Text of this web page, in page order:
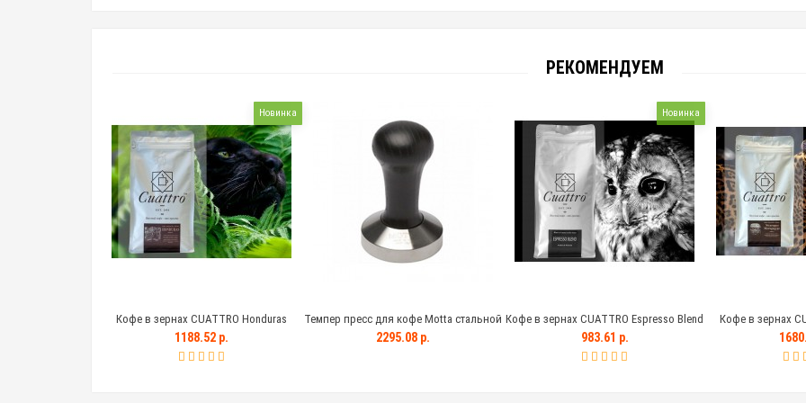
РЕКОМЕНДУЕМ
Новинка
Кофе в зернах CUATTRO Honduras
(Гондурас)
1188.52 р.
Темпер пресс для кофе Motta стальной
с деревянной черной ручкой, 58 мм
2295.08 р.
Новинка
Кофе в зернах CUATTRO Espresso Blend
983.61 р.
Кофе в зернах
Marogogype